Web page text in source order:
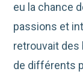
eu la chance
passions et
retrouvait des
de différents